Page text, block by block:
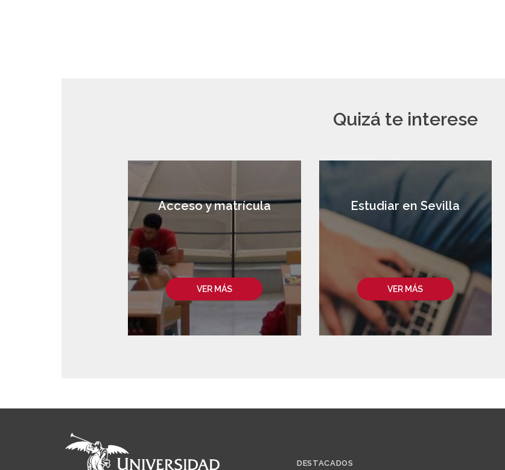
Quizá te interese
VER MÁS
Acceso y matrícula
VER MÁS
Estudiar en Sevilla
DESTACADOS